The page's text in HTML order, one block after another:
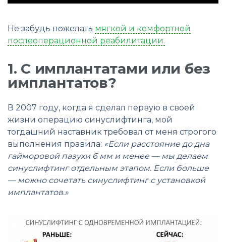
Не забудь пожелать мягкой и комфортной
послеоперационной реабилитации.
1. С имплантатами или без
имплантатов?
В 2007 году, когда я сделал первую в своей
жизни операцию синуслифтинга, мой
тогдашний наставник требовал от меня строгого
выполнения правила: «Если расстояние до дна
гайморовой пазухи 6 мм и менее — мы делаем
синуслифтинг отдельным этапом. Если больше
— можно сочетать синуслифтинг с установкой
имплантатов.»